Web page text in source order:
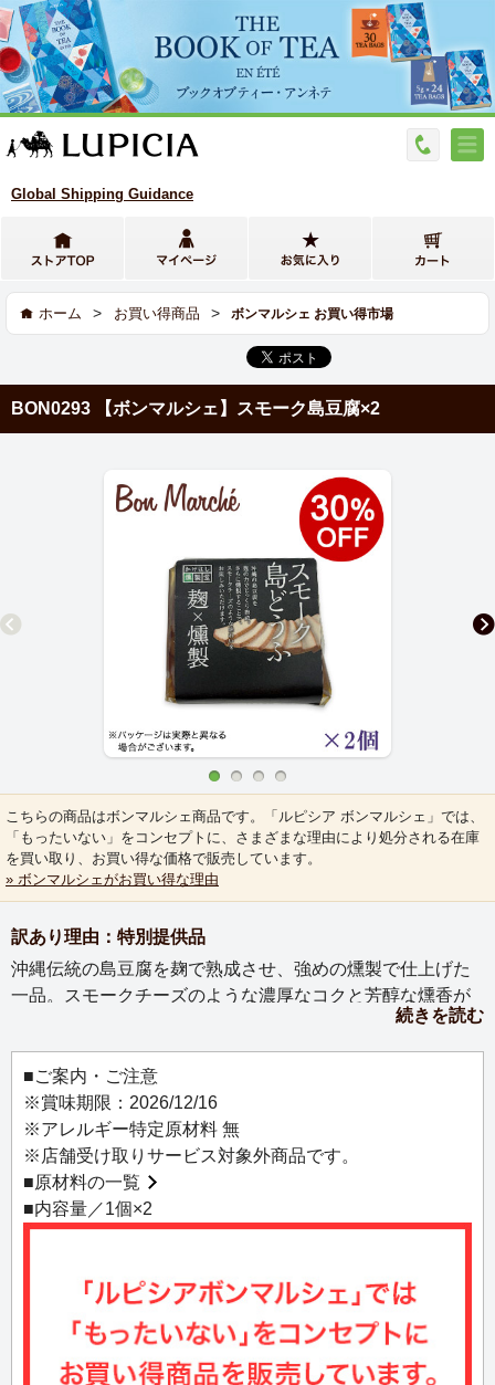
Global Shipping Guidance
ホーム > お買い得商品 > ボンマルシェ お買い得市場
BON0293 【ボンマルシェ】スモーク島豆腐×2
こちらの商品はボンマルシェ商品です。「ルピシア ボンマルシェ」では、
「もったいない」をコンセプトに、さまざまな理由により処分される在庫
を買い取り、お買い得な価格で販売しています。
» ボンマルシェがお買い得な理由
訳あり理由：特別提供品
沖縄伝統の島豆腐を麹で熟成させ、強めの燻製で仕上げた
一品。スモークチーズのような濃厚なコクと芳醇な燻香が
広がり、日本酒やワインのおつまみに最適です。常温保存
が可能で、切るだけで手軽に楽しめます。
続きを読む
■ご案内・ご注意
※賞味期限：2026/12/16
※アレルギー特定原材料 無
※店舗受け取りサービス対象外商品です。
■原材料の一覧
■内容量／1個×2